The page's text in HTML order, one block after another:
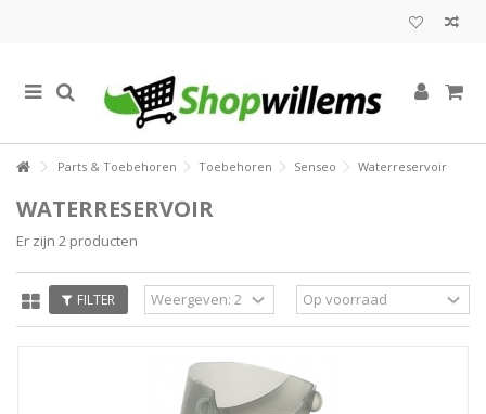
Parts & Toebehoren Toebehoren Senseo Waterreservoir
WATERRESERVOIR
Er zijn 2 producten
FILTER